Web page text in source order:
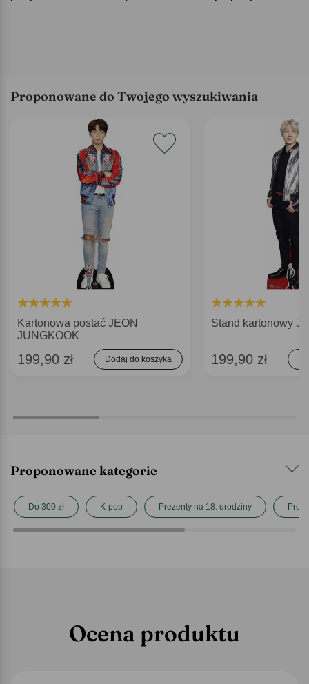
Proponowane do Twojego wyszukiwania
Kartonowa postać JEON
JUNGKOOK
199,90 zł Dodaj do koszyka
Stand kartonowy
199,90 zł
Proponowane kategorie
Do 300 zł K-pop Prezenty na 18. urodziny
Ocena produktu